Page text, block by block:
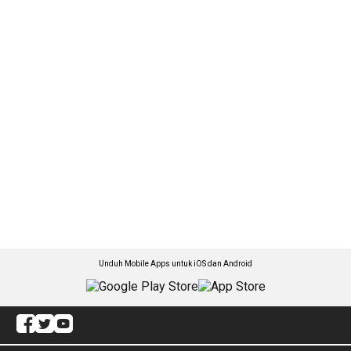
Unduh Mobile Apps untuk iOS dan Android